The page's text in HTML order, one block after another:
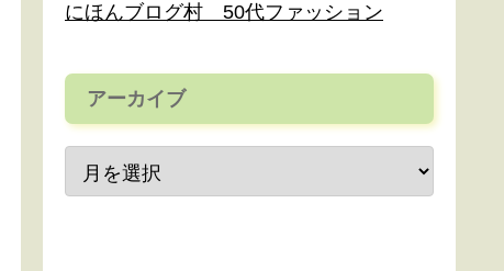
にほんブログ村 50代ファッション
アーカイブ